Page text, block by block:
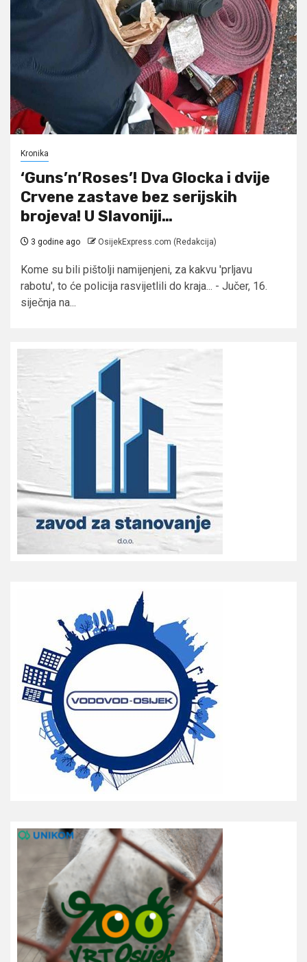
Kronika
‘Guns’n’Roses’! Dva Glocka i dvije
Crvene zastave bez serijskih
brojeva! U Slavoniji…
3 godine ago OsijekExpress.com (Redakcija)
Kome su bili pištolji namijenjeni, za kakvu 'prljavu
rabotu', to će policija rasvijetlili do kraja... - Jučer, 16.
siječnja na...